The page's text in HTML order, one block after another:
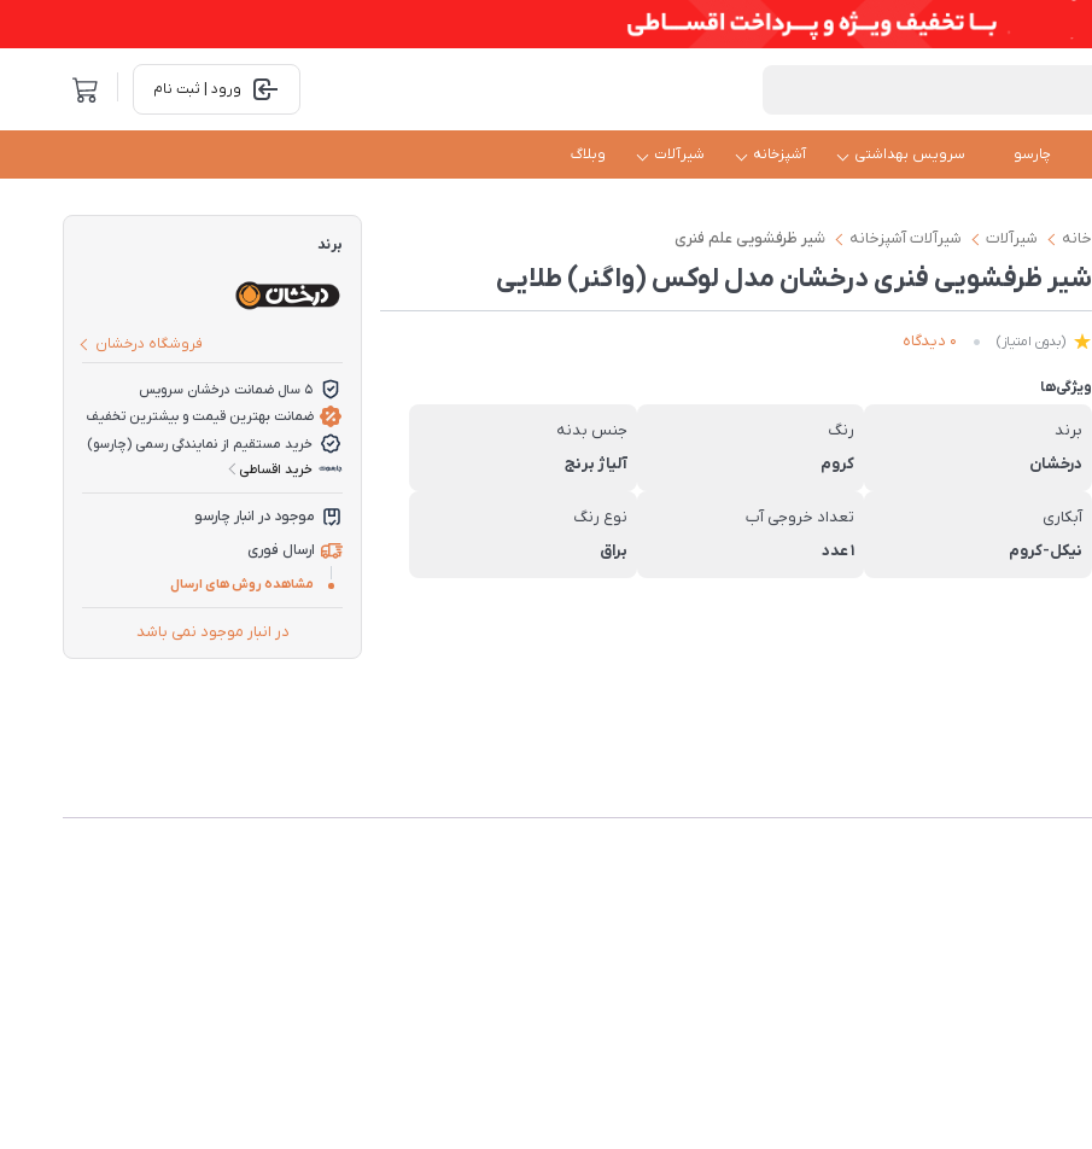
ورود | ثبت نام
چارسو سرویس بهداشتی آشپزخانه شیرآلات وبلاگ
خانه شیرآلات شیرآلات آشپزخانه شیر ظرفشویی علم فنری
شیر ظرفشويی فنری درخشان مدل لوکس (واگنر) طلایی
(بدون امتیاز) 0 دیدگاه
ویژگی‌ها
برند
درخشان
رنگ
کروم
جنس بدنه
آلیاژ برنج
آبکاری
نیکل-کروم
تعداد خروجی آب
1 عدد
نوع رنگ
براق
برند
فروشگاه درخشان
5 سال ضمانت درخشان سرویس
ضمانت بهترین قیمت و بیشترین تخفیف
خرید مستقیم از نمایندگی رسمی (چارسو)
خرید اقساطی
موجود در انبار چارسو
ارسال فوری
مشاهده روش های ارسال
در انبار موجود نمی باشد